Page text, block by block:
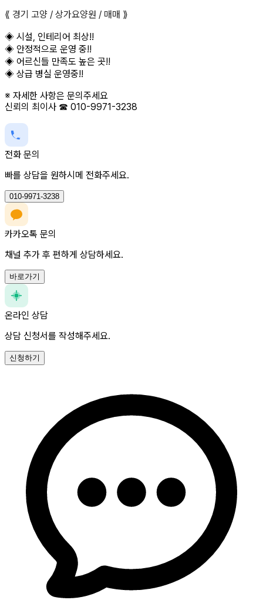
⟪ 경기 고양 / 상가요양원 / 매매 ⟫
◈ 시설, 인테리어 최상!!
◈ 안정적으로 운영 중!!
◈ 어르신들 만족도 높은 곳!!
◈ 상급 병실 운영중!!
※ 자세한 사항은 문의주세요
신뢰의 최이사 ☎ 010-9971-3238
전화 문의
빠를 상담을 원하시메 전화주세요.
010-9971-3238
카카오톡 문의
채널 추가 후 편하게 상담하세요.
바로가기
온라인 상담
상담 신청서를 작성해주세요.
신청하기